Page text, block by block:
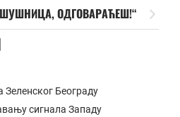
ОДГОВАРАЋЕШ!“
Београду
сигнала Западу